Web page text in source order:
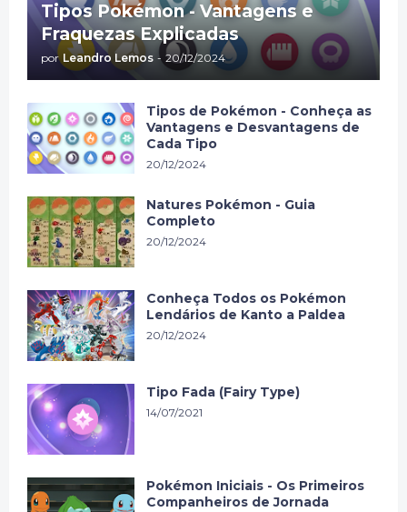
Tipos Pokémon - Vantagens e
Fraquezas Explicadas
por Leandro Lemos - 20/12/2024
Tipos de Pokémon - Conheça as
Vantagens e Desvantagens de
Cada Tipo
20/12/2024
Natures Pokémon - Guia
Completo
20/12/2024
Conheça Todos os Pokémon
Lendários de Kanto a Paldea
20/12/2024
Tipo Fada (Fairy Type)
14/07/2021
Pokémon Iniciais - Os Primeiros
Companheiros de Jornada